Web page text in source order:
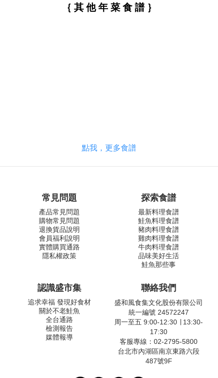
｛ 其 他 年 菜 食 譜 ｝
點我，更多食譜
常見問題
產品常見問題
購物常見問題
退換貨品說明
會員福利說明
實體購買通路
隱私權政策
探索食譜
最新料理食譜
鮭魚料理食譜
豬肉料理食譜
雞肉料理食譜
牛肉料理食譜
品味美好生活
鮭魚那些事
認識盛市集
追求幸福 發現好食材
關於不老鮭魚
全台通路
檢測報告
媒體報導
聯絡我們
盛和風食集文化股份有限公司
統一編號 24572247
周一至五 9:00-12:30 ∣ 13:30-
17:30
客服專線：02-2795-5800
台北市內湖區南京東路六段
487號9F